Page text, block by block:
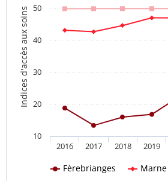
Indices d'accès aux soins
Fèrebrianges Marne
2016 2017 2018 2019
10
20
30
40
50